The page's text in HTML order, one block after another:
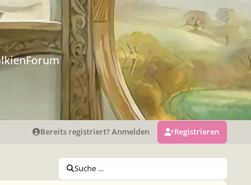
Bereits registriert? Anmelden Registrieren
Suche …